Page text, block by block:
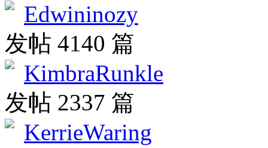
Edwininozy
发帖 4140 篇
KimbraRunkle
发帖 2337 篇
KerrieWaring